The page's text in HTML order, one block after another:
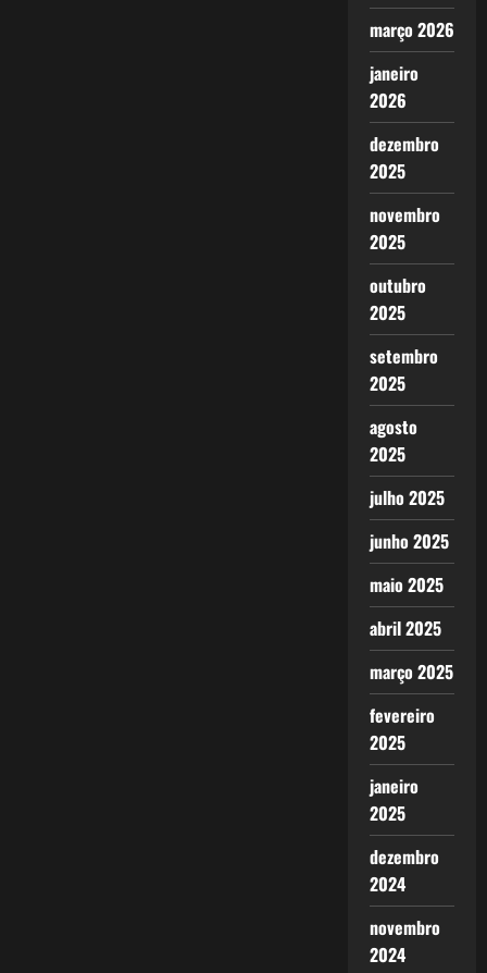
março 2026
janeiro
2026
dezembro
2025
novembro
2025
outubro
2025
setembro
2025
agosto
2025
julho 2025
junho 2025
maio 2025
abril 2025
março 2025
fevereiro
2025
janeiro
2025
dezembro
2024
novembro
2024